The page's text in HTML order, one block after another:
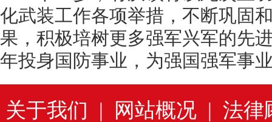
化武装工作各项举措，不断巩固
果，积极培树更多强军兴军的先
年投身国防事业，为强国强军事
关于我们 | 网站概况| 法律